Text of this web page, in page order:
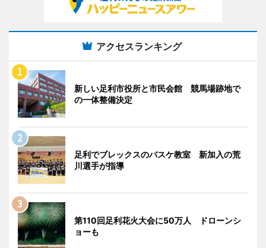
アクセスランキング
新しい足利市役所と市民会館 競馬場跡地で
の一体整備決定
足利でブレックスのバスケ教室 新加入の荒
川選手が指導
第110回足利花火大会に50万人 ドローンシ
ョーも